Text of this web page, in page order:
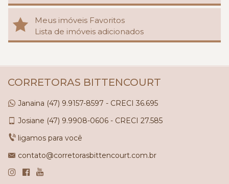
Meus imóveis Favoritos
Lista de imóveis adicionados
CORRETORAS BITTENCOURT
Janaina (47) 9.9157-8597 - CRECI 36.695
Josiane (47) 9.9908-0606 - CRECI 27.585
ligamos para você
contato@corretorasbittencourt.com.br